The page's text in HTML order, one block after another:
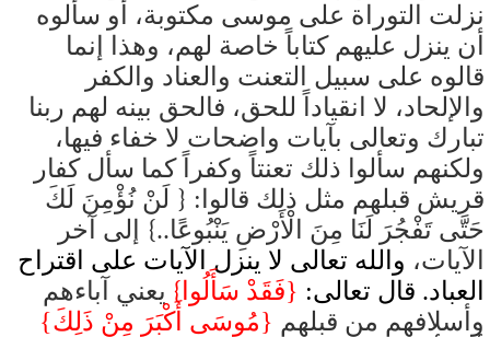
نزلت التوراة على موسى مكتوبة، أو سألوه
أن ينزل عليهم كتاباً خاصة لهم، وهذا إنما
قالوه على سبيل التعنت والعناد والكفر
والإلحاد، لا انقياداً للحق، فالحق بينه لهم ربنا
تبارك وتعالى بآيات واضحات لا خفاء فيها،
ولكنهم سألوا ذلك تعنتاً وكفراً كما سأل كفار
قريش قبلهم مثل ذلك قالوا: { لَنْ نُؤْمِنَ لَكَ
حَتَّى تَفْجُرَ لَنَا مِنَ الْأَرْضِ يَنْبُوعًا..} إلى آخر
الآيات، والله تعالى لا ينزل الآيات على اقتراح
العباد. قال تعالى: {فَقَدْ سَأَلُوا } يعني آباءهم
وأسلافهم من قبلهم {مُوسَى أَكْبَرَ مِنْ ذَلِكَ}